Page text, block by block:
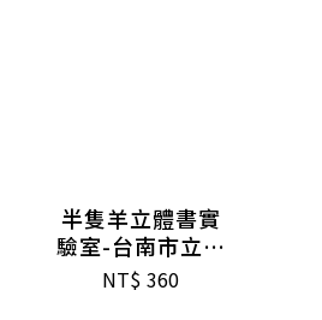
半隻羊立體書實
驗室-台南市立圖
書館
NT$ 360